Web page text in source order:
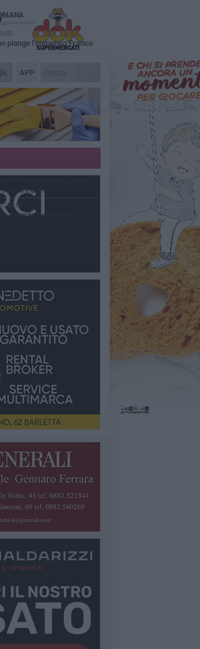
APP
piange l'immenso Franco
fissate date e orari delle
di campionato.
Barletta batte Soccer
avvio tostissimo e
contro il Bari
inserito nel girone C